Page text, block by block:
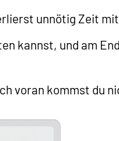
unnötig Zeit
kannst, und am
voran kommst du